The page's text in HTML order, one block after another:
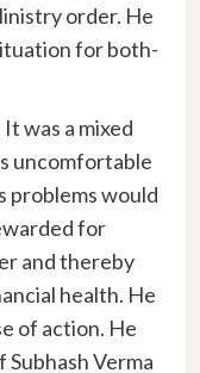
order. He
for both-
was a mixed
uncomfortable
problems would
for
and thereby
health. He
of action. He
Verma